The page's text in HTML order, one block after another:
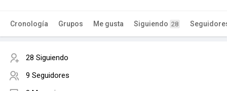
Cronología Grupos Me gusta Siguiendo 28
28 Siguiendo
9 Seguidores